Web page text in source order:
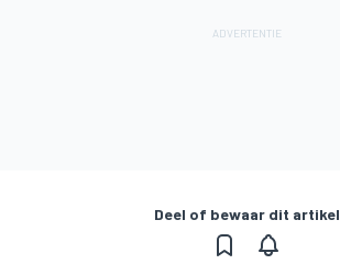
Deel of bewaar dit artikel